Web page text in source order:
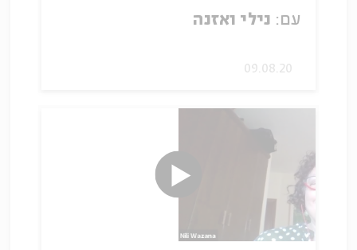
עם: נילי ואזנה
09.08.20